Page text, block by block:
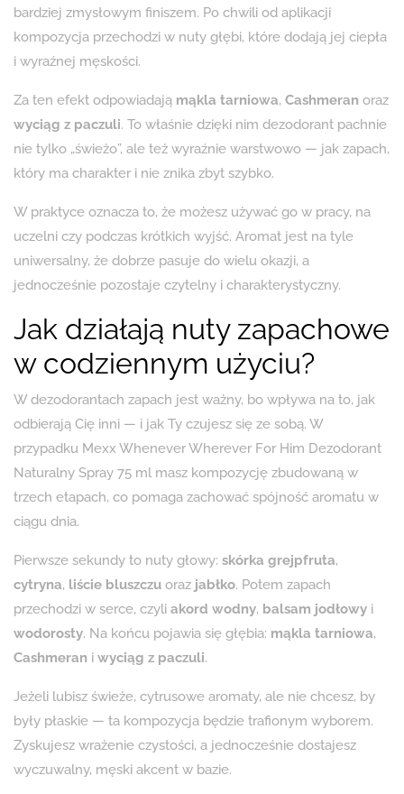
bardziej zmysłowym finiszem. Po chwili od aplikacji
kompozycja przechodzi w nuty głębi, które dodają jej ciepła
i wyraźnej męskości.
Za ten efekt odpowiadają mąkla tarniowa, Cashmeran oraz
wyciąg z paczuli. To właśnie dzięki nim dezodorant pachnie
nie tylko „świeżo”, ale też wyraźnie warstwowo — jak zapach,
który ma charakter i nie znika zbyt szybko.
W praktyce oznacza to, że możesz używać go w pracy, na
uczelni czy podczas krótkich wyjść. Aromat jest na tyle
uniwersalny, że dobrze pasuje do wielu okazji, a
jednocześnie pozostaje czytelny i charakterystyczny.
Jak działają nuty zapachowe
w codziennym użyciu?
W dezodorantach zapach jest ważny, bo wpływa na to, jak
odbierają Cię inni — i jak Ty czujesz się ze sobą. W
przypadku Mexx Whenever Wherever For Him Dezodorant
Naturalny Spray 75 ml masz kompozycję zbudowaną w
trzech etapach, co pomaga zachować spójność aromatu w
ciągu dnia.
Pierwsze sekundy to nuty głowy: skórka grejpfruta,
cytryna, liście bluszczu oraz jabłko. Potem zapach
przechodzi w serce, czyli akord wodny, balsam jodłowy i
wodorosty. Na końcu pojawia się głębia: mąkla tarniowa,
Cashmeran i wyciąg z paczuli.
Jeżeli lubisz świeże, cytrusowe aromaty, ale nie chcesz, by
były płaskie — ta kompozycja będzie trafionym wyborem.
Zyskujesz wrażenie czystości, a jednocześnie dostajesz
wyczuwalny, męski akcent w bazie.